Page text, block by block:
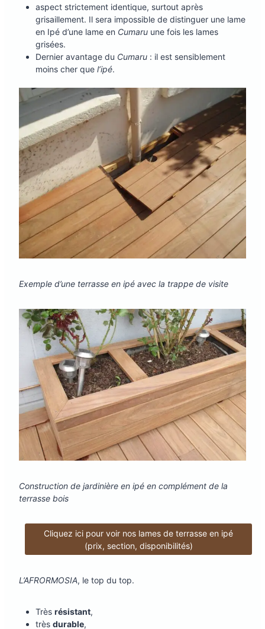
aspect strictement identique, surtout après
grisaillement. Il sera impossible de distinguer une lame
en Ipé d’une lame en Cumaru une fois les lames
grisées.
Dernier avantage du Cumaru : il est sensiblement
moins cher que l’ipé.
Exemple d’une terrasse en ipé avec la trappe de visite
Construction de jardinière en ipé en complément de la
terrasse bois
Cliquez ici pour voir nos lames de terrasse en ipé
(prix, section, disponibilités)
L’AFRORMOSIA, le top du top.
Très résistant,
très durable,